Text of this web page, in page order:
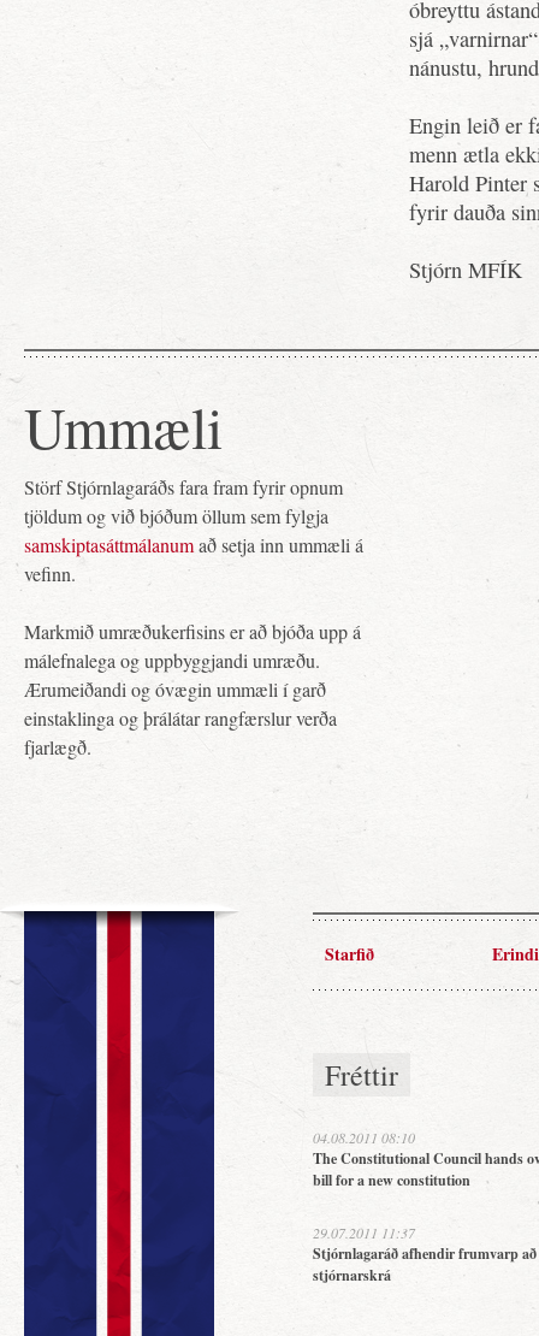
óbreyttu
sjá
nánustu,
Engin leið er
menn ætla
Harold Pinter
fyrir dauða
Stjórn MFÍK
Ummæli
Störf Stjórnlagaráðs fara fram fyrir opnum
tjöldum og við bjóðum öllum sem fylgja
samskiptasáttmálanumað setja inn ummæli á
vefinn.
Markmið umræðukerfisins er að bjóða upp á
málefnalega og uppbyggjandi umræðu.
Ærumeiðandi og óvægin ummæli í garð
einstaklinga og þrálátar rangfærslur verða
fjarlægð.
Starfið Erindi
Fréttir
04.08.2011 08:10
The Constitutional Council hands
bill for a new constitution
29.07.2011 11:37
Stjórnlagaráð afhendir frumvarp
stjórnarskrá